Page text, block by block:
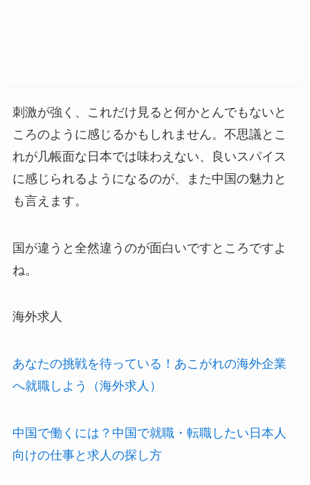
刺激が強く、これだけ見ると何かとんでもないと
ころのように感じるかもしれません。不思議とこ
れが几帳面な日本では味わえない、良いスパイス
に感じられるようになるのが、また中国の魅力と
も言えます。
国が違うと全然違うのが面白いですところですよ
ね。
海外求人
あなたの挑戦を待っている！あこがれの海外企業
へ就職しよう（海外求人）
中国で働くには？中国で就職・転職したい日本人
向けの仕事と求人の探し方